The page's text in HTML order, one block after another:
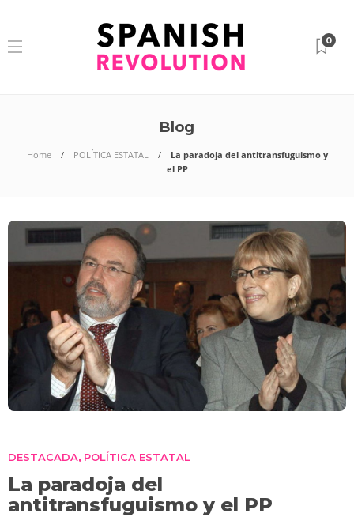
0
Blog
Home POLÍTICA ESTATAL
La paradoja del antitransfuguismo y
el PP
DESTACADA, POLÍTICA ESTATAL
La paradoja del
antitransfuguismo y el PP